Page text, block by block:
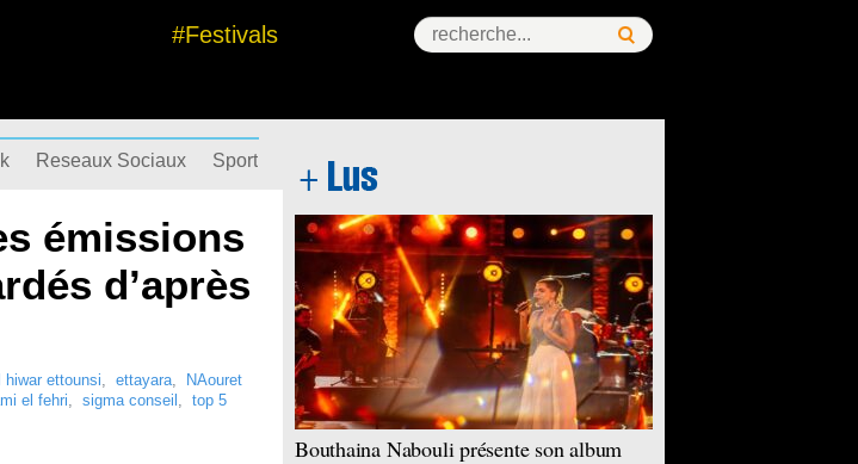
#Festivals
Reseaux Sociaux Sport Success Story
émissions
d’après
hiwar ettounsi, ettayara,
NAouret
el fehri, sigma conseil , top 5
Bouthaina Nabouli présente son album